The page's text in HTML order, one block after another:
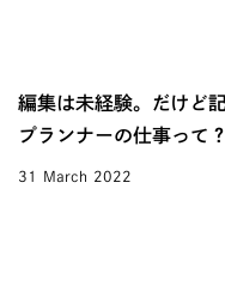
編集は未経験。だけど
プランナーの仕事って？
31 March 2022